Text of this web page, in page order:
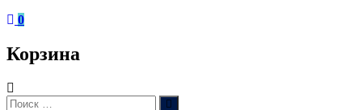
0
Корзина
Искать: Поиск